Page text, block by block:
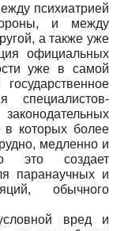
психиатрией
и между
а также уже
официальных
уже в самой
специалистов-
в которых более
медленно и
это создает
паранаучных и
обычного
вред и